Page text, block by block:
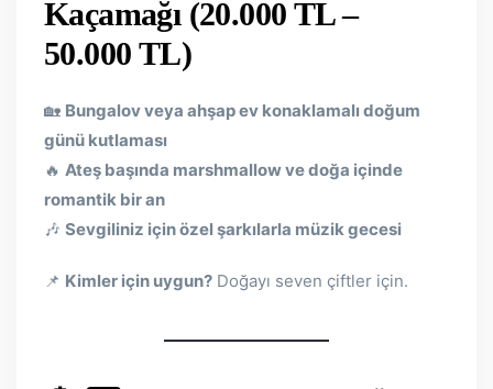
Kaçamağı (20.000 TL –
50.000 TL)
🏡 Bungalov veya ahşap ev konaklamalı doğum
günü kutlaması
🔥 Ateş başında marshmallow ve doğa içinde
romantik bir an
🎶 Sevgiliniz için özel şarkılarla müzik gecesi
📌 Kimler için uygun? Doğayı seven çiftler için.